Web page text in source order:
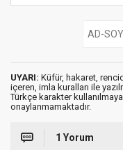
UYARI: Küfür, hakaret,
içeren, imla kuralları ile
Türkçe karakter
onaylanmamaktadır.
1 Yorum